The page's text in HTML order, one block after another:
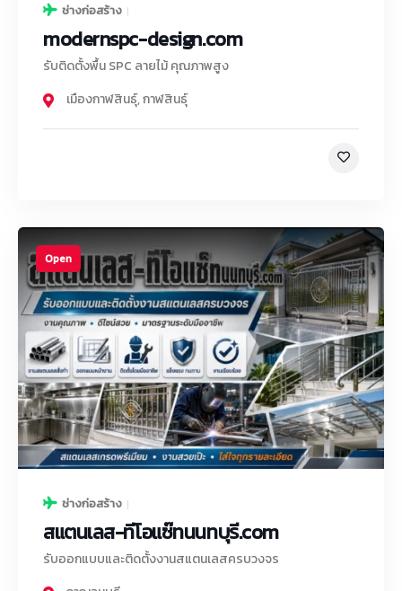
ช่างก่อสร้าง
modernspc-design.com
รับติดตั้งพื้น SPC ลายไม้ คุณภาพสูง
เมืองกาฬสินธุ์,กาฬสินธุ์
Open
ช่างก่อสร้าง
สแตนเลส-ทีโอแซ๊ทนนทบุรี.com
รับออกแบบและติดตั้งงานสแตนเลสครบวงจร